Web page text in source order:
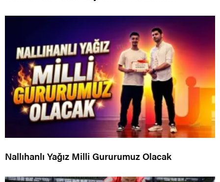
Nallıhanlı Yağız Milli Gururumuz Olacak